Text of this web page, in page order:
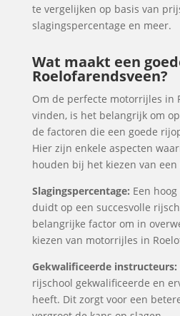
te vergelijken op basis van
slagingspercentage en meer.
Wat maakt een
Roelofarendsveen?
Om de perfecte motorrijles in
vinden, is het belangrijk om
de factoren die een goede
Hier zijn enkele aspecten
houden bij het kiezen van
Slagingspercentage: Een
duidt op een succesvolle
belangrijke factor om in
kiezen van motorrijles in
Gekwalificeerde instructeurs:
rijschool gekwalificeerde en
heeft. Dit zorgt voor een